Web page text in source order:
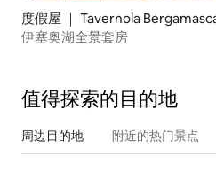
度假屋 ｜ Tavernola
伊塞奥湖全景套房
值得探索的目的地
周边目的地 附近的热门景点